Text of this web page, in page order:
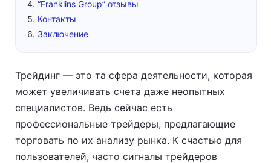
“Franklins Group” отзывы
Контакты
Заключение
Трейдинг — это та сфера деятельности, которая
может увеличивать счета даже неопытных
специалистов. Ведь сейчас есть
профессиональные трейдеры, предлагающие
торговать по их анализу рынка. К счастью для
пользователей, часто сигналы трейдеров